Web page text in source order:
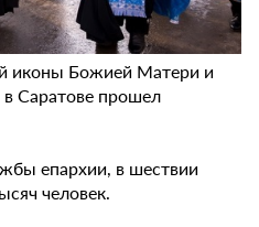
иконы Божией Матери и
Саратове прошел
епархии, в шествии
человек.